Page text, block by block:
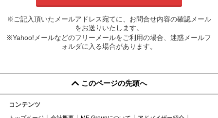
※ご記入頂いたメールアドレス宛てに、お問合せ内容の確認メール
をお送りいたします。
※Yahoo!メールなどのフリーメールをご利用の場合、迷惑メールフ
ォルダに入る場合があります。
このページの先頭へ
コンテンツ